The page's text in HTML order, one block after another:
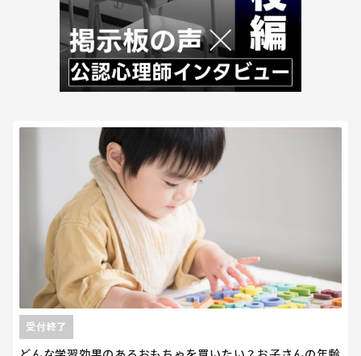
受付終了